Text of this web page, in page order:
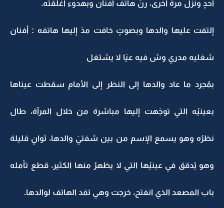
أحدٍ ونزل مرة أخرى، رنَ هاتف أفنان وبهدوء أغلقته.
إلتفت عليها والدها وبصوتٍ خافت مدَ إليها هاتفه : أفنان
شغليه مدري وش فيه عيَا لا يشتغل
بمُجرد ما عاد والدها إلى النظر إلى الأمام سقطت عيناها
بعينيْه التي توجَهت إليها مباشرة من خلال المرآة، طال
نظرُه وهو يسمع الإسم من بين شفتيَ والدها، ثوانٍ قليلة
وهو يُدقق في عينيْها التي لا يظهرُ منها الكثير، قطع تأمله
باب المصعد الذي انفتح، خرجت وهي تمَد الهاتف لوالدها.